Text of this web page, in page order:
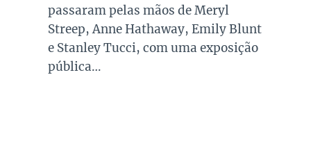
passaram pelas mãos de Meryl
Streep, Anne Hathaway, Emily Blunt
e Stanley Tucci, com uma exposição
pública…